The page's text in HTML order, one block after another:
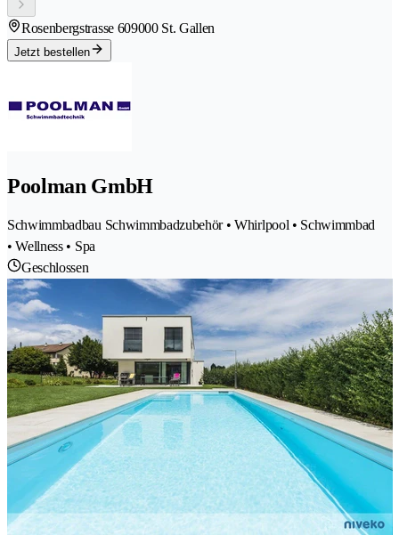
Rosenbergstrasse 609000 St. Gallen
Jetzt bestellen
Poolman GmbH
Schwimmbadbau Schwimmbadzubehör • Whirlpool • Schwimmbad
• Wellness • Spa
Geschlossen